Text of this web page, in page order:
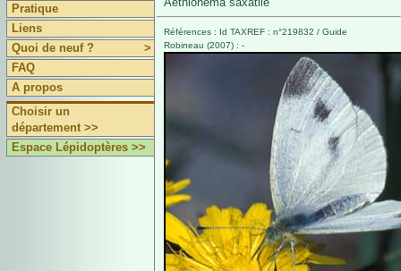
Pratique
Liens
Quoi de neuf ?
>
FAQ
A propos
Choisir un
département >>
Espace Lépidoptères >>
Références : Id TAXREF : n°219832 / Guide
Robineau (2007) : -